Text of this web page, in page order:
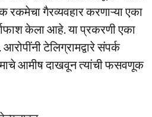
गैरव्यवहार करणाऱ्या एका
केला आहे. या प्रकरणी एका
टेलिग्रामद्वारे संपर्क
आमीष दाखवून त्यांची फसवणूक